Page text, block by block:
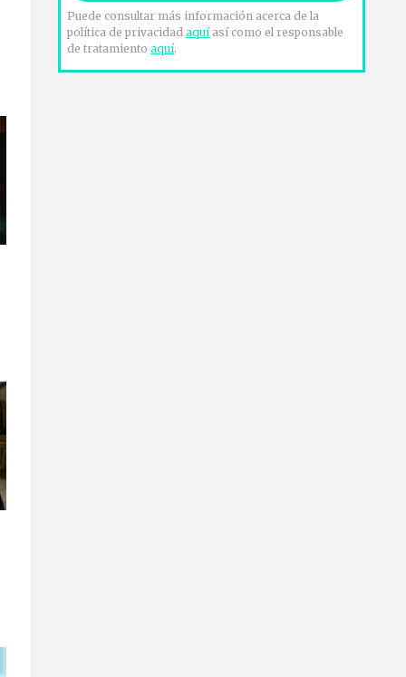
Puede consultar más información acerca de la
política de privacidadaquíasí como el responsable
de tratamientoaquí.